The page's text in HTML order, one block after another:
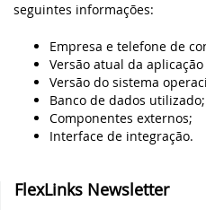
seguintes informações:
Empresa e telefone de
Versão atual da aplicação
Versão do sistema
Banco de dados utilizado;
Componentes externos;
Interface de integração.
FlexLinks Newsletter
Nova
DataFlex
disponível
Novas
Synergy
ScanDUC
DALA 20
EDUC 2018